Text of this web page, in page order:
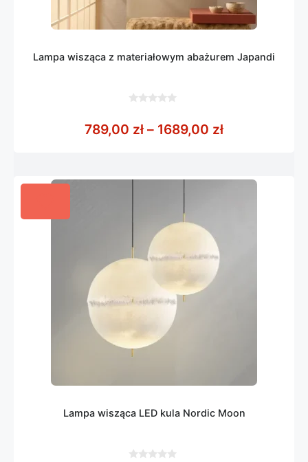
Lampa wisząca z materiałowym abażurem Japandi
5
789,00 zł – 1689,00 złZakres cen:
Lampa wisząca LED kula Nordic Moon